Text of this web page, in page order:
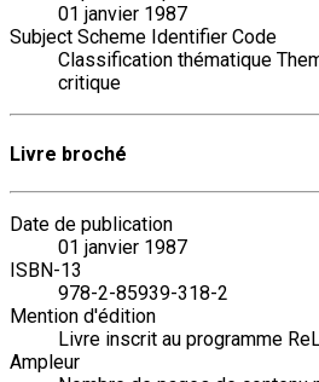
01 janvier 1987
Subject Scheme Identifier Code
Classification thématique
critique
Livre broché
Date de publication
01 janvier 1987
ISBN-13
978-2-85939-318-2
Mention d'édition
Livre inscrit au programme
Ampleur